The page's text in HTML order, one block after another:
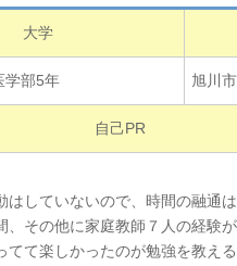
大学
学部5年 旭川市
自己PR
していないので、時間の融通は
、その他に家庭教師７人の経験
て楽しかったのが勉強を教える